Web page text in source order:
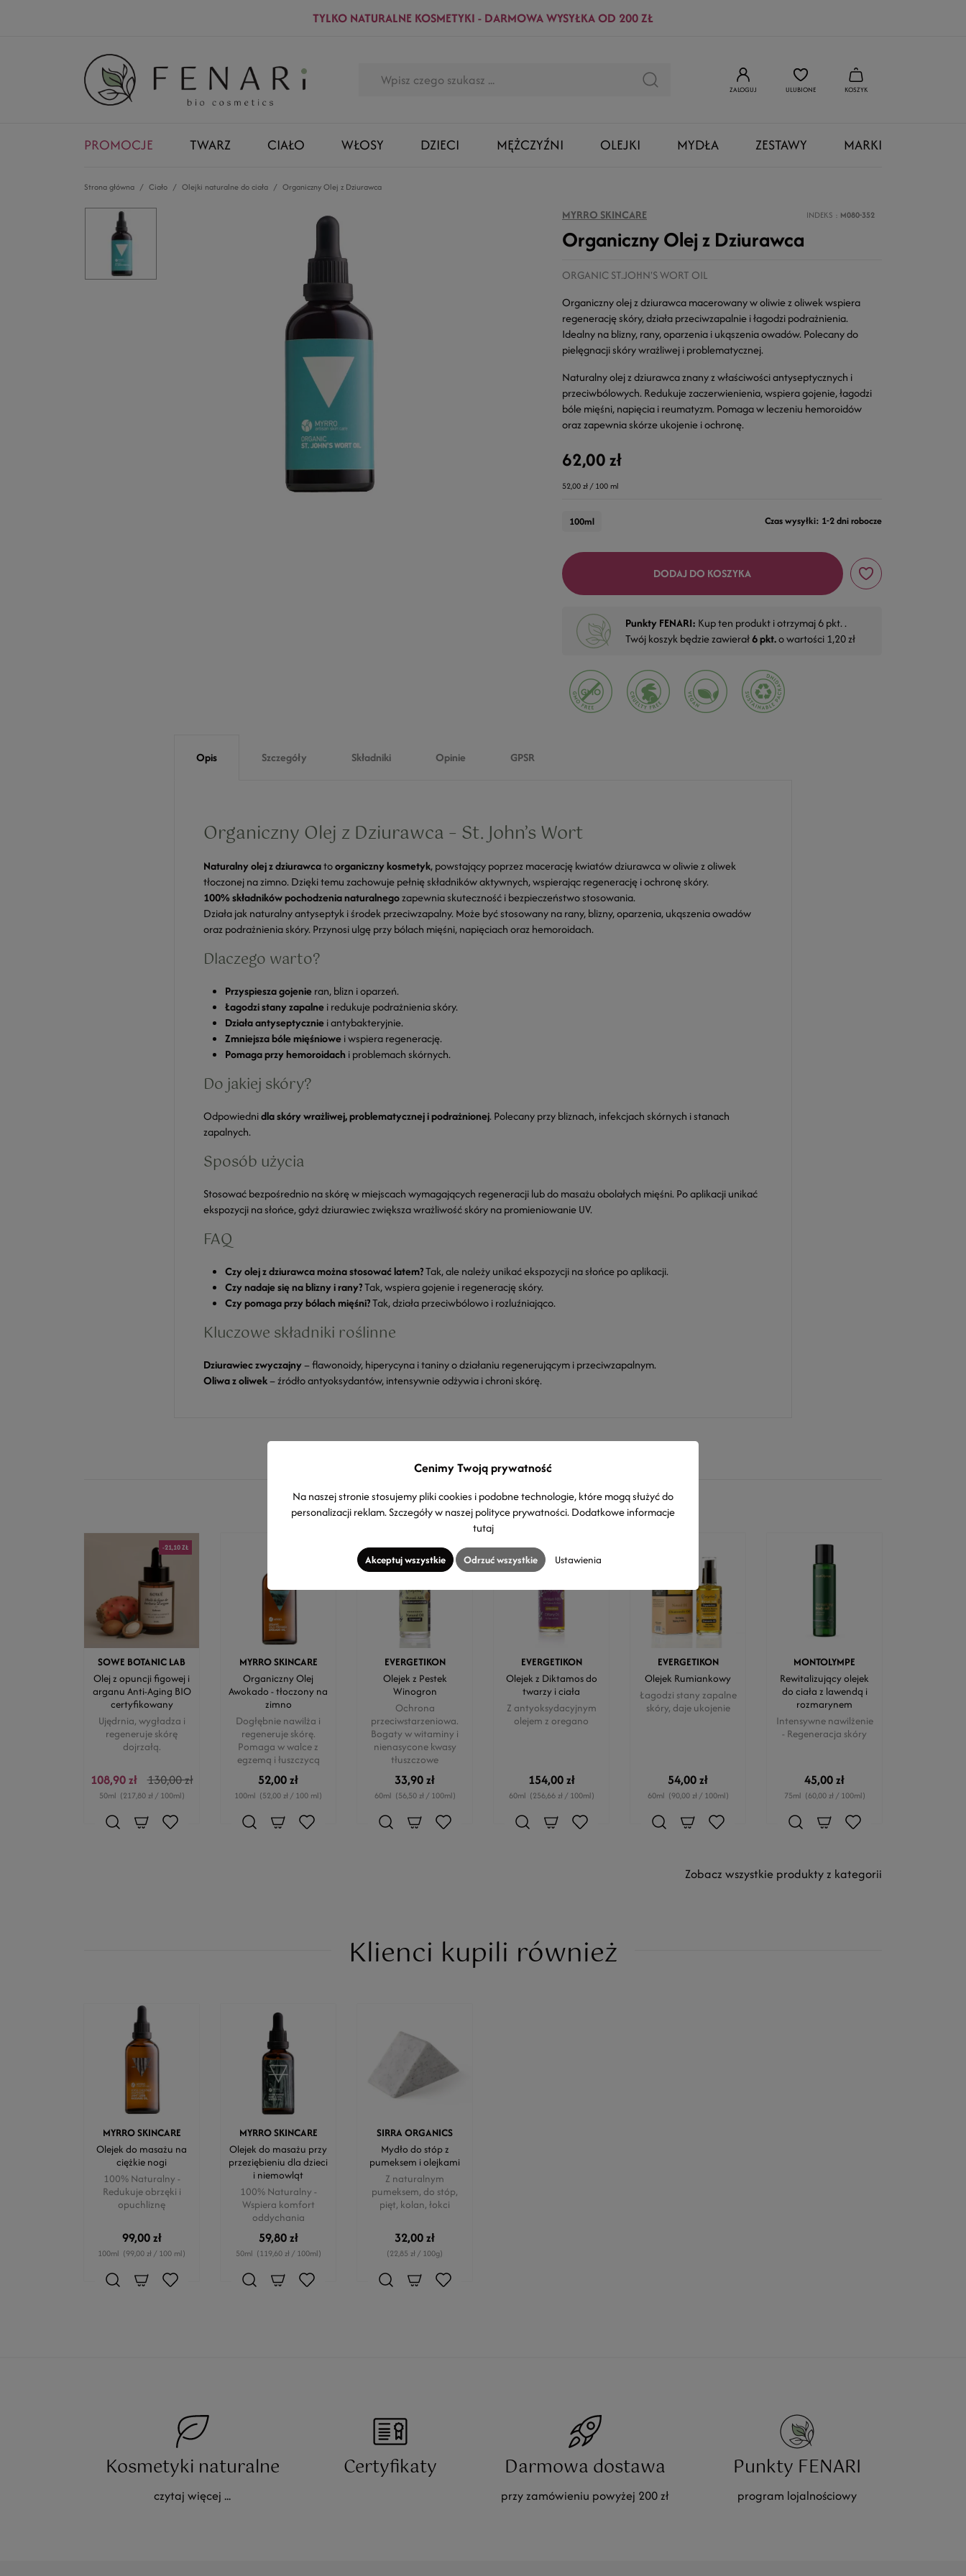
TYLKO NATURALNE KOSMETYKI - DARMOWA WYSYŁKA OD 200 ZŁ
ZALOGUJ ULUBIONE KOSZYK
PROMOCJE TWARZ CIAŁO WŁOSY DZIECI MĘŻCZYŹNI OLEJKI MYDŁA ZESTAWY MARKI
Strona główna Ciało Olejki naturalne do ciała Organiczny Olej z Dziurawca
MYRRO SKINCARE INDEKS M080-352
Organiczny Olej z Dziurawca
ORGANIC ST.JOHN'S WORT OIL
Organiczny olej z dziurawca macerowany w oliwie z oliwek wspiera
regenerację skóry, działa przeciwzapalnie i łagodzi podrażnienia.
Idealny na blizny, rany, oparzenia i ukąszenia owadów. Polecany do
pielęgnacji skóry wrażliwej i problematycznej.
Naturalny olej z dziurawca znany z właściwości antyseptycznych i
przeciwbólowych. Redukuje zaczerwienienia, wspiera gojenie, łagodzi
bóle mięśni, napięcia i reumatyzm. Pomaga w leczeniu hemoroidów
oraz zapewnia skórze ukojenie i ochronę.
62,00 zł
52,00 zł / 100 ml
Czas wysyłki: 1-2 dni robocze
100ml
DODAJ DO KOSZYKA
Punkty FENARI: Kup ten produkt i otrzymaj6pkt. .
Twój koszyk będzie zawierał6pkt.o wartości1,20 zł
Opis Szczegóły Składniki Opinie GPSR
Organiczny Olej z Dziurawca – St. John’s Wort
Naturalny olej z dziurawcatoorganiczny kosmetyk, powstający poprzez macerację kwiatów dziurawca w oliwie z oliwek
tłoczonej na zimno. Dzięki temu zachowuje pełnię składników aktywnych, wspierając regenerację i ochronę skóry.
100% składników pochodzenia naturalnegozapewnia skuteczność i bezpieczeństwo stosowania.
Działa jak naturalny antyseptyk i środek przeciwzapalny. Może być stosowany na rany, blizny, oparzenia, ukąszenia owadów
oraz podrażnienia skóry. Przynosi ulgę przy bólach mięśni, napięciach oraz hemoroidach.
Dlaczego warto?
Przyspiesza gojenieran, blizn i oparzeń.
Łagodzi stany zapalnei redukuje podrażnienia skóry.
Działa antyseptyczniei antybakteryjnie.
Zmniejsza bóle mięśniowei wspiera regenerację.
Pomaga przy hemoroidach i problemach skórnych.
Do jakiej skóry?
Odpowiednidla skóry wrażliwej, problematycznej i podrażnionej. Polecany przy bliznach, infekcjach skórnych i stanach
zapalnych.
Sposób użycia
Stosować bezpośrednio na skórę w miejscach wymagających regeneracji lub do masażu obolałych mięśni. Po aplikacji unikać
ekspozycji na słońce, gdyż dziurawiec zwiększa wrażliwość skóry na promieniowanie UV.
FAQ
Czy olej z dziurawca można stosować latem?Tak, ale należy unikać ekspozycji na słońce po aplikacji.
Czy nadaje się na blizny i rany?Tak, wspiera gojenie i regenerację skóry.
Czy pomaga przy bólach mięśni?Tak, działa przeciwbólowo i rozluźniająco.
Kluczowe składniki roślinne
Dziurawiec zwyczajny– flawonoidy, hiperycyna i taniny o działaniu regenerującym i przeciwzapalnym.
Oliwa z oliwek– źródło antyoksydantów, intensywnie odżywia i chroni skórę.
Produkty z kategorii
-21,10 ZŁ
SOWE BOTANIC LAB
Olej z opuncji figowej i
arganu Anti-Aging BIO
certyfikowany
Ujędrnia, wygładza i
regeneruje skórę
dojrzałą.
108,90 zł 130,00 zł
50ml (217,80 zł / 100ml)
MYRRO SKINCARE
Organiczny Olej
Awokado - tłoczony na
zimno
Dogłębnie nawilża i
regeneruje skórę.
Pomaga w walce z
egzemą i łuszczycą
52,00 zł
100ml (52,00 zł / 100 ml)
EVERGETIKON
Olejek z Pestek
Winogron
Ochrona
przeciwstarzeniowa.
Bogaty w witaminy i
nienasycone kwasy
tłuszczowe
33,90 zł
60ml (56,50 zł / 100ml)
EVERGETIKON
Olejek z Diktamos do
twarzy i ciała
Z antyoksydacyjnym
olejem z oregano
154,00 zł
60ml (256,66 zł / 100ml)
EVERGETIKON
Olejek Rumiankowy
Łagodzi stany zapalne
skóry, daje ukojenie
54,00 zł
60ml (90,00 zł / 100ml)
MONTOLYMPE
Rewitalizujący olejek
do ciała z lawendą i
rozmarynem
Intensywne nawilżenie
- Regeneracja skóry
45,00 zł
75ml (60,00 zł / 100ml)
Zobacz wszystkie produkty z kategorii
Klienci kupili również
MYRRO SKINCARE
Olejek do masażu na
ciężkie nogi
100% Naturalny -
Redukuje obrzęki i
opuchliznę
99,00 zł
100ml (99,00 zł / 100 ml)
MYRRO SKINCARE
Olejek do masażu przy
przeziębieniu dla dzieci
i niemowląt
100% Naturalny -
Wspiera komfort
oddychania
59,80 zł
50ml (119,60 zł / 100ml)
SIRRA ORGANICS
Mydło do stóp z
pumeksem i olejkami
Z naturalnym
pumeksem, do stóp,
pięt, kolan, łokci
32,00 zł
(22,85 zł / 100g)
Kosmetyki naturalne
czytaj więcej ...
Certyfikaty Darmowa dostawa
przy zamówieniu powyżej 200 zł
Punkty FENARI
program lojalnościowy
Cenimy Twoją prywatność
Na naszej stronie stosujemy pliki cookies i podobne technologie, które mogą służyć do
personalizacji reklam. Szczegóły w naszejpolityce prywatności. Dodatkowe informacje
tutaj
Akceptuj wszystkie Odrzuć wszystkie Ustawienia